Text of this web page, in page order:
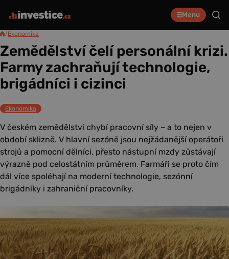
Menu
/Ekonomika
Zemědělství čelí personální krizi.
Farmy zachraňují technologie,
brigádníci i cizinci
Ekonomika
V českém zemědělství chybí pracovní síly – a to nejen v
období sklizně. V hlavní sezóně jsou nejžádanější operátoři
strojů a pomocní dělníci, přesto nástupní mzdy zůstávají
výrazně pod celostátním průměrem. Farmáři se proto čím
dál více spoléhají na moderní technologie, sezónní
brigádníky i zahraniční pracovníky.